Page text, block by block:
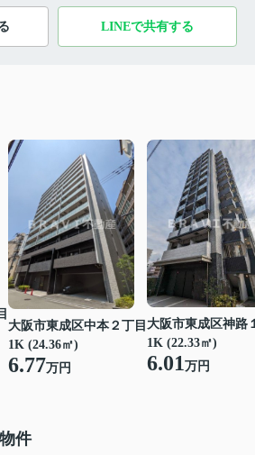
LINEで共有する
大阪市東成区中本２丁目
1K (24.36㎡)
6.77万円
大阪市東成区神路
1K (22.33㎡)
6.01万円
件